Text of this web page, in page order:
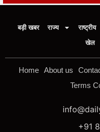
बड़ी खबर राज्य राष्ट्रीय
खेल
Home About us
Terms
+91